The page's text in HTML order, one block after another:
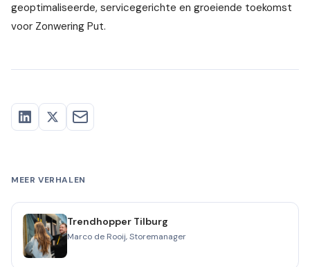
geoptimaliseerde, servicegerichte en groeiende toekomst
voor Zonwering Put.
MEER VERHALEN
Trendhopper Tilburg
Marco de Rooij, Storemanager